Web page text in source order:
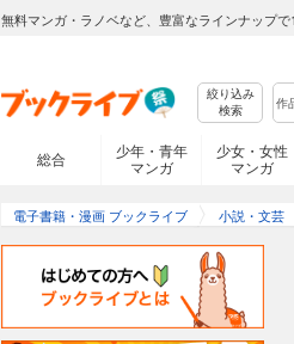
無料マンガ・ラノベなど、豊富なラインナップで
絞り込み
検索
総合
少年・青年
マンガ
少女・女性
マンガ
電子書籍・漫画 ブックライブ 小説・文芸